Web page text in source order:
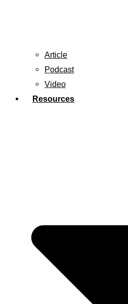
Article
Podcast
Video
Resources